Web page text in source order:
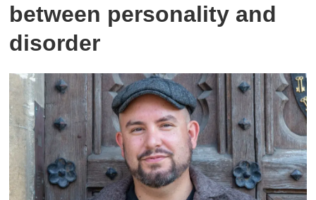
between personality and
disorder